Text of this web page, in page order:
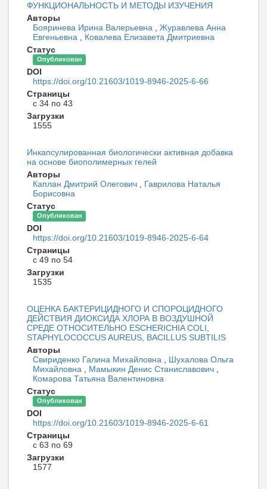
ФУНКЦИОНАЛЬНОСТЬ И МЕТОДЫ ИЗУЧЕНИЯ
Авторы
Бояринева Ирина Валерьевна
Журавлева Анна
Евгеньевна
Ковалева Елизавета Дмитриевна
Статус
Опубликован
DOI
https://doi.org/10.21603/1019-8946-2025-6-66
Страницы
с 34 по 43
Загрузки
1555
Инкапсулированная биологически активная добавка
на основе биополимерных гелей
Авторы
Каплан Дмитрий Олегович
Гаврилова Наталья
Борисовна
Статус
Опубликован
DOI
https://doi.org/10.21603/1019-8946-2025-6-64
Страницы
с 49 по 54
Загрузки
1535
ОЦЕНКА БАКТЕРИЦИДНОГО И СПОРОЦИДНОГО
ДЕЙСТВИЯ ДИОКСИДА ХЛОРА В ВОЗДУШНОЙ
СРЕДЕ ОТНОСИТЕЛЬНО ESCHERICHIA COLI,
STAPHYLOCOCCUS AUREUS, BACILLUS SUBTILIS
Авторы
Свириденко Галина Михайловна
Шухалова Ольга
Михайловна
Мамыкин Денис Станиславович
Комарова Татьяна Валентиновна
Статус
Опубликован
DOI
https://doi.org/10.21603/1019-8946-2025-6-61
Страницы
с 63 по 69
Загрузки
1577